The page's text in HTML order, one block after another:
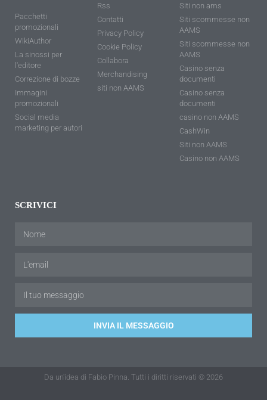
Pacchetti
promozionali
WikiAuthor
La sinossi per
l'editore
Correzione di bozze
Immagini
promozionali
Social media
marketing per autori
Rss
Contatti
Privacy Policy
Cookie Policy
Collabora
Merchandising
siti non AAMS
Siti non ams
Siti scommesse non
AAMS
Siti scommesse non
AAMS
Casino senza
documenti
Casino senza
documenti
casino non AAMS
CashWin
Siti non AAMS
Casino non AAMS
SCRIVICI
INVIA IL MESSAGGIO
Da un'idea di Fabio Pinna. Tutti i diritti riservati © 2026